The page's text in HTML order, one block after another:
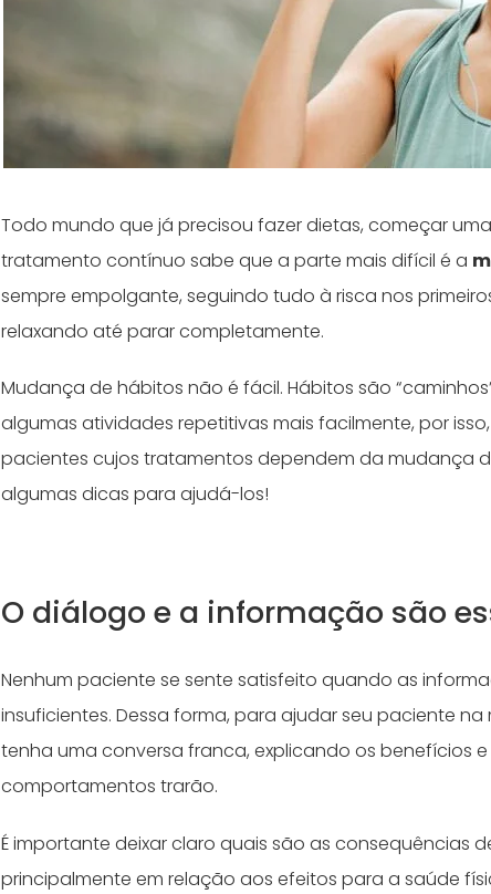
Todo mundo que já precisou fazer dietas, começar
tratamento contínuo sabe que a parte mais difícil é a
sempre empolgante, seguindo tudo à risca nos
relaxando até parar completamente.
Mudança de hábitos não é fácil. Hábitos são
algumas atividades repetitivas mais facilmente, por
pacientes cujos tratamentos dependem da mudança
algumas dicas para ajudá-los!
O diálogo e a informação são
Nenhum paciente se sente satisfeito quando as
insuficientes. Dessa forma, para ajudar seu paciente
tenha uma conversa franca, explicando os benefícios
comportamentos trarão.
É importante deixar claro quais são as consequências
principalmente em relação aos efeitos para a saúde